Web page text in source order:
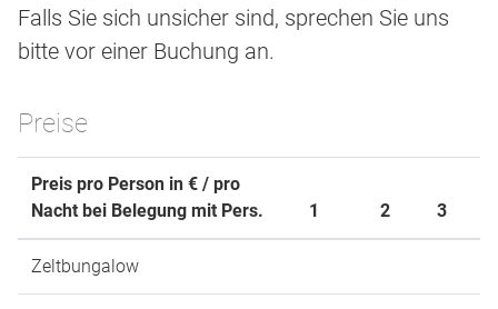
Falls Sie sich unsicher sind, sprechen Sie uns
bitte vor einer Buchung an.
Preise
Preis pro Person in € / pro
Nacht bei Belegung mit Pers.
1 2 3
Zeltbungalow